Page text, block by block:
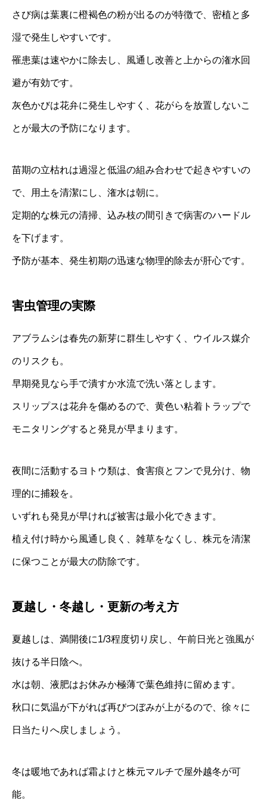
さび病は葉裏に橙褐色の粉が出るのが特徴で、密植と多
湿で発生しやすいです。
罹患葉は速やかに除去し、風通し改善と上からの潅水回
避が有効です。
灰色かびは花弁に発生しやすく、花がらを放置しないこ
とが最大の予防になります。
苗期の立枯れは過湿と低温の組み合わせで起きやすいの
で、用土を清潔にし、潅水は朝に。
定期的な株元の清掃、込み枝の間引きで病害のハードル
を下げます。
予防が基本、発生初期の迅速な物理的除去が肝心です。
害虫管理の実際
アブラムシは春先の新芽に群生しやすく、ウイルス媒介
のリスクも。
早期発見なら手で潰すか水流で洗い落とします。
スリップスは花弁を傷めるので、黄色い粘着トラップで
モニタリングすると発見が早まります。
夜間に活動するヨトウ類は、食害痕とフンで見分け、物
理的に捕殺を。
いずれも発見が早ければ被害は最小化できます。
植え付け時から風通し良く、雑草をなくし、株元を清潔
に保つことが最大の防除です。
夏越し・冬越し・更新の考え方
夏越しは、満開後に1/3程度切り戻し、午前日光と強風が
抜ける半日陰へ。
水は朝、液肥はお休みか極薄で葉色維持に留めます。
秋口に気温が下がれば再びつぼみが上がるので、徐々に
日当たりへ戻しましょう。
冬は暖地であれば霜よけと株元マルチで屋外越冬が可
能。